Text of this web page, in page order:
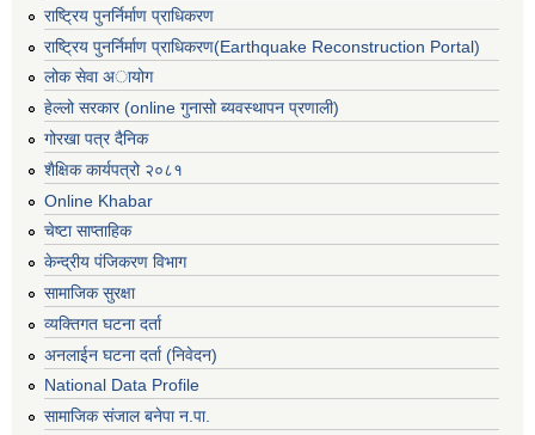
राष्ट्रिय पुनर्निर्माण प्राधिकरण
राष्ट्रिय पुनर्निर्माण प्राधिकरण(Earthquake Reconstruction Portal)
लोक सेवा अायोग
हेल्लो सरकार (online गुनासो ब्यवस्थापन प्रणाली)
गोरखा पत्र दैनिक
शैक्षिक कार्यपत्रो २०८१
Online Khabar
चेष्टा साप्ताहिक
केन्द्रीय पंजिकरण विभाग
सामाजिक सुरक्षा
व्यक्तिगत घटना दर्ता
अनलाईन घटना दर्ता (निवेदन)
National Data Profile
सामाजिक संजाल बनेपा न.पा.